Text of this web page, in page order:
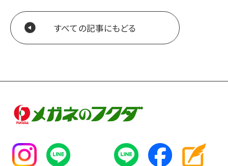
すべての記事にもどる